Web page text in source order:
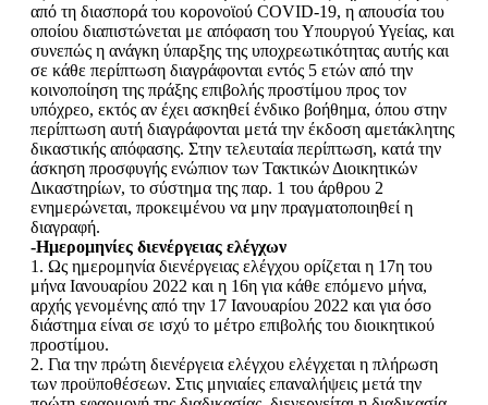
από τη διασπορά του κορονοϊού COVID-19, η απουσία του
οποίου διαπιστώνεται με απόφαση του Υπουργού Υγείας, και
συνεπώς η ανάγκη ύπαρξης της υποχρεωτικότητας αυτής και
σε κάθε περίπτωση διαγράφονται εντός 5 ετών από την
κοινοποίηση της πράξης επιβολής προστίμου προς τον
υπόχρεο, εκτός αν έχει ασκηθεί ένδικο βοήθημα, όπου στην
περίπτωση αυτή διαγράφονται μετά την έκδοση αμετάκλητης
δικαστικής απόφασης. Στην τελευταία περίπτωση, κατά την
άσκηση προσφυγής ενώπιον των Τακτικών Διοικητικών
Δικαστηρίων, το σύστημα της παρ. 1 του άρθρου 2
ενημερώνεται, προκειμένου να μην πραγματοποιηθεί η
διαγραφή.
-Ημερομηνίες διενέργειας ελέγχων
1. Ως ημερομηνία διενέργειας ελέγχου ορίζεται η 17η του
μήνα Ιανουαρίου 2022 και η 16η για κάθε επόμενο μήνα,
αρχής γενομένης από την 17 Ιανουαρίου 2022 και για όσο
διάστημα είναι σε ισχύ το μέτρο επιβολής του διοικητικού
προστίμου.
2. Για την πρώτη διενέργεια ελέγχου ελέγχεται η πλήρωση
των προϋποθέσεων. Στις μηνιαίες επαναλήψεις μετά την